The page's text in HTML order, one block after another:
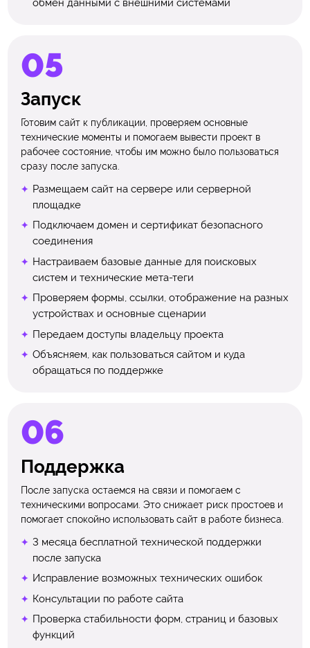
обмен данными с внешними системами
Запуск
Готовим сайт к публикации, проверяем основные
технические моменты и помогаем вывести проект в
рабочее состояние, чтобы им можно было пользоваться
сразу после запуска.
Размещаем сайт на сервере или серверной
площадке
Подключаем домен и сертификат безопасного
соединения
Настраиваем базовые данные для поисковых
систем и технические мета-теги
Проверяем формы, ссылки, отображение на разных
устройствах и основные сценарии
Передаем доступы владельцу проекта
Объясняем, как пользоваться сайтом и куда
обращаться по поддержке
Поддержка
После запуска остаемся на связи и помогаем с
техническими вопросами. Это снижает риск простоев и
помогает спокойно использовать сайт в работе бизнеса.
3 месяца бесплатной технической поддержки
после запуска
Исправление возможных технических ошибок
Консультации по работе сайта
Проверка стабильности форм, страниц и базовых
функций